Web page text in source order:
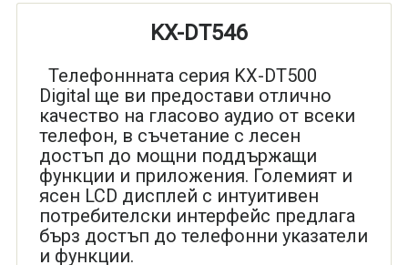
KX-DT546
Телефоннната серия KX-DT500
Digital ще ви предостави отлично
качество на гласово аудио от всеки
телефон, в съчетание с лесен
достъп до мощни поддържащи
функции и приложения. Големият и
ясен LCD дисплей с интуитивен
потребителски интерфейс предлага
бърз достъп до телефонни указатели
и функции.